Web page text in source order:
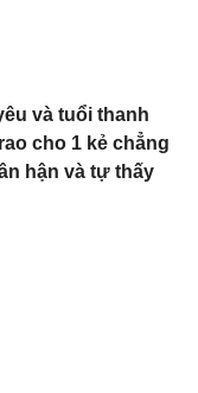
và tuổi thanh
cho 1 kẻ chẳng
hận và tự thấy